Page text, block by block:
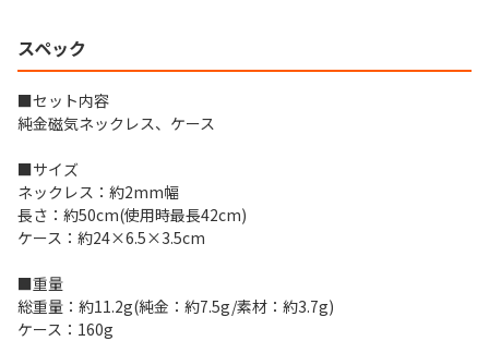
スペック
■セット内容
純金磁気ネックレス、ケース
■サイズ
ネックレス：約2mm幅
長さ：約50cm(使用時最長42cm)
ケース：約24×6.5×3.5cm
■重量
総重量：約11.2g(純金：約7.5g/素材：約3.7g)
ケース：160g